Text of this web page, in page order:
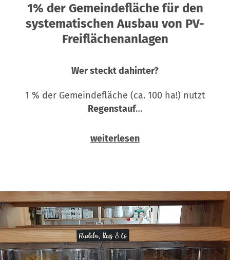
1% der Gemeindefläche für den
systematischen Ausbau von PV-
Freiflächenanlagen
Wer steckt dahinter?
1 % der Gemeindefläche (ca. 100 ha!) nutzt
Regenstauf…
weiterlesen